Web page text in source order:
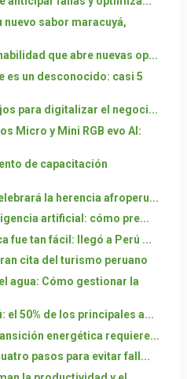
nuevo sabor maracuyá,
que abre nuevas op...
es un desconocido: casi 5
para digitalizar el negoci...
Micro y Mini RGB evo AI:
de capacitación
la herencia afroperu...
artificial: cómo pre...
fue tan fácil: llegó a Perú ...
cita del turismo peruano
agua: Cómo gestionar la
el 50% de los principales a...
energética requiere...
pasos para evitar fall...